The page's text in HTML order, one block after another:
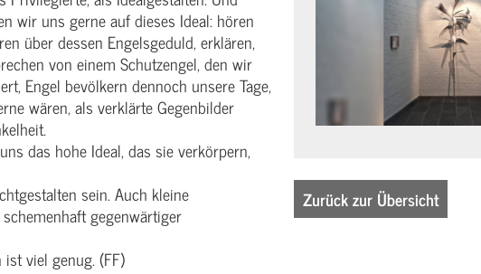
wir uns gerne auf dieses Ideal: hören
über dessen Engelsgeduld, erklären,
von einem Schutzengel, den wir
Engel bevölkern dennoch unsere Tage,
wären, als verklärte Gegenbilder
das hohe Ideal, das sie verkörpern,
sein. Auch kleine
gegenwärtiger
viel genug. (FF)
Zurück zur Übersicht